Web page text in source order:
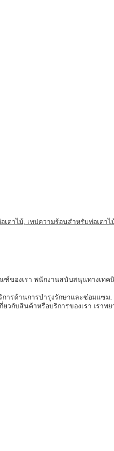
ตาไม้, เทปความร้อนสําหรับท่อเตาไ
ของเรา พนักงานสนับสนุนทางเท
ารด้านการบํารุงรักษาและซ่อมแซม.
วกับสินค้าหรือบริการของเรา เราพ